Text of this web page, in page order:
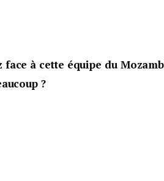
face à cette équipe du
?